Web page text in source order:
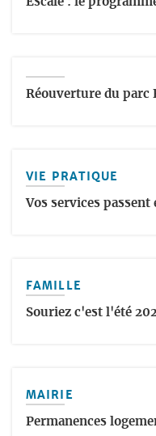
Réouverture du parc
VIE PRATIQUE
Vos services passent
FAMILLE
Souriez c'est l'été
MAIRIE
Permanences